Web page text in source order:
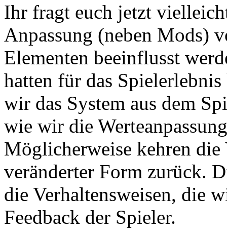
Ihr fragt euch jetzt
Anpassung (neben Mods)
Elementen beeinflusst
hatten für das
wir das System aus dem
wie wir die
Möglicherweise kehren die
veränderter Form zurück.
die Verhaltensweisen, die
Feedback der Spieler.